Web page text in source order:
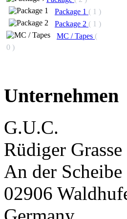
Package 1 ( 1 )
Package 2 ( 1 )
MC / Tapes (
0 )
Unternehmen
G.U.C.
Rüdiger Grasse
An der Scheibe
02906